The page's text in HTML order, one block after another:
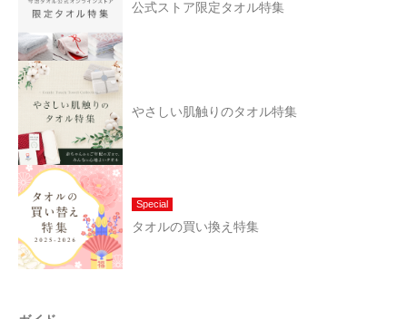
公式ストア限定タオル特集
やさしい肌触りのタオル特集
Special
タオルの買い換え特集